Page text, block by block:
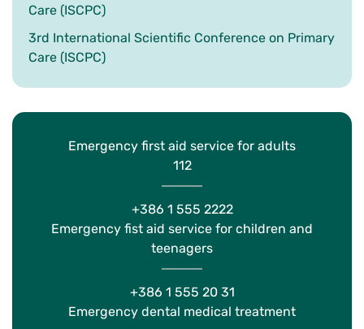
Care (ISCPC)
3rd International Scientific Conference on Primary
Care (ISCPC)
Emergency first aid service for adults
112
+386 1 555 2222
Emergency fist aid service for children and
teenagers
+386 1 555 20 31
Emergency dental medical treatment